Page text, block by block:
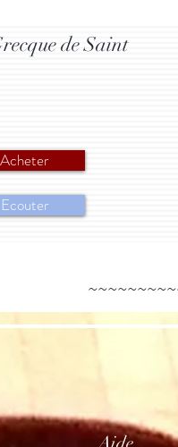
de Saint
Acheter
Ecouter